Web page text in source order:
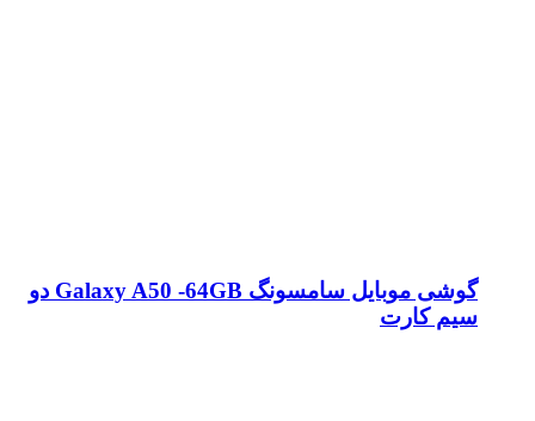
گوشی موبایل سامسونگ Galaxy A50 -64GB دو
سیم کارت